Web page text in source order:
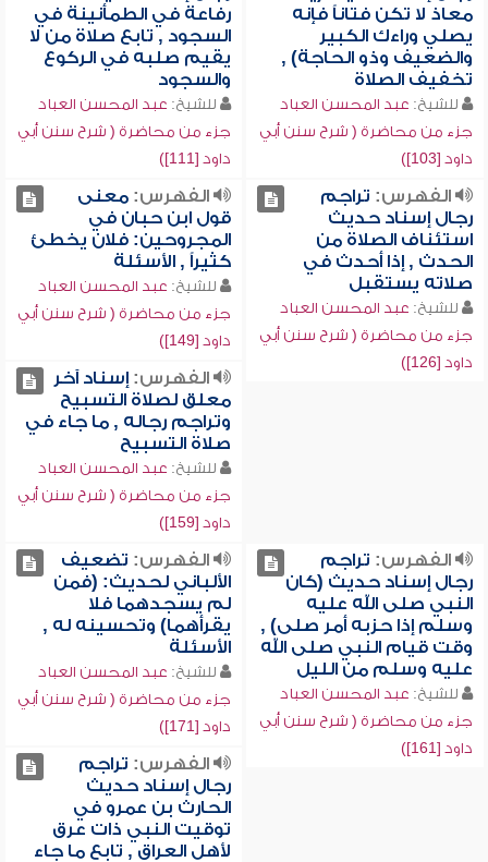
معاذ لا تكن فتاناً فإنه
يصلي وراءك الكبير
والضعيف وذو الحاجة) ,
تخفيف الصلاة
للشيخ: عبد المحسن العباد
جزء من محاضرة ( شرح سنن أبي
داود [103])
رفاعة في الطمأنينة في
السجود , تابع صلاة من لا
يقيم صلبه في الركوع
والسجود
للشيخ: عبد المحسن العباد
جزء من محاضرة ( شرح سنن أبي
داود [111])
الفهرس: تراجم
رجال إسناد حديث
استئناف الصلاة من
الحدث , إذا أحدث في
صلاته يستقبل
للشيخ: عبد المحسن العباد
جزء من محاضرة ( شرح سنن أبي
داود [126])
الفهرس:معنى
قول ابن حبان في
المجروحين: فلان يخطئ
كثيراً , الأسئلة
للشيخ: عبد المحسن العباد
جزء من محاضرة ( شرح سنن أبي
داود [149])
الفهرس:إسناد آخر
معلق لصلاة التسبيح
وتراجم رجاله , ما جاء في
صلاة التسبيح
للشيخ: عبد المحسن العباد
جزء من محاضرة ( شرح سنن أبي
داود [159])
الفهرس: تراجم
رجال إسناد حديث (كان
النبي صلى الله عليه
وسلم إذا حزبه أمر صلى) ,
وقت قيام النبي صلى الله
عليه وسلم من الليل
للشيخ: عبد المحسن العباد
جزء من محاضرة ( شرح سنن أبي
داود [161])
الفهرس: تضعيف
الألباني لحديث: (فمن
لم يسجدهما فلا
يقرأهما) وتحسينه له ,
الأسئلة
للشيخ: عبد المحسن العباد
جزء من محاضرة ( شرح سنن أبي
داود [171])
الفهرس: تراجم
رجال إسناد حديث
الحارث بن عمرو في
توقيت النبي ذات عرق
لأهل العراق , تابع ما جاء